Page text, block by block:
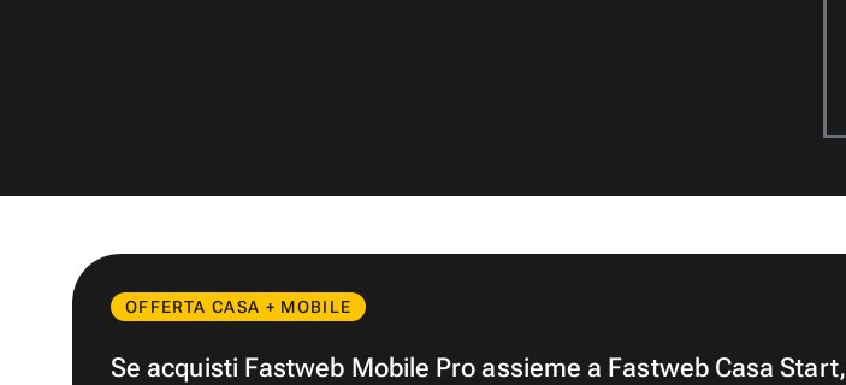
OFFERTA CASA + MOBILE
Se acquisti Fastweb Mobile Pro assieme a Fastweb Casa Start,